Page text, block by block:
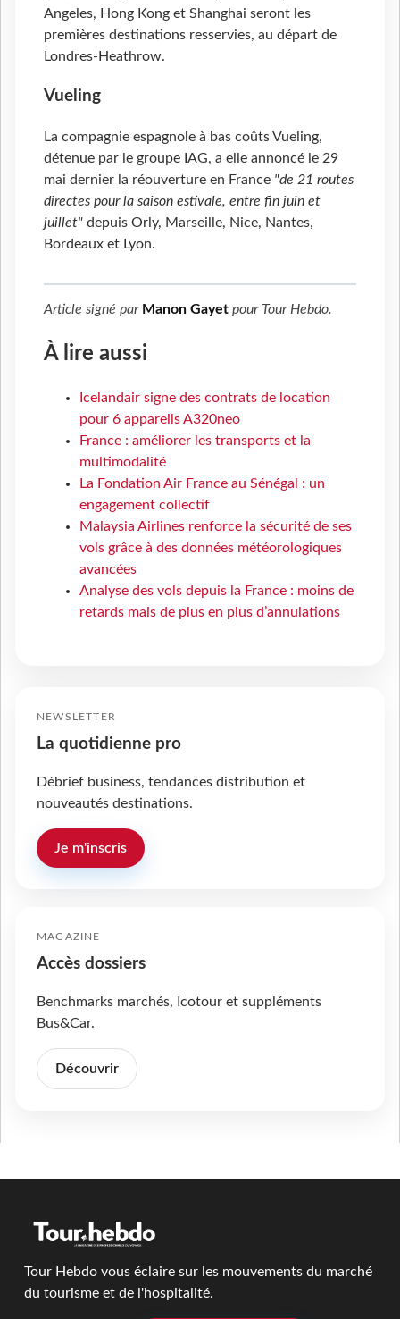
Angeles, Hong Kong et Shanghai seront les
premières destinations resservies, au départ de
Londres-Heathrow.
Vueling
La compagnie espagnole à bas coûts Vueling,
détenue par le groupe IAG, a elle annoncé le 29
mai dernier la réouverture en France "de 21 routes
directes pour la saison estivale, entre fin juin et
juillet" depuis Orly, Marseille, Nice, Nantes,
Bordeaux et Lyon.
Article signé par Manon Gayet pour Tour Hebdo.
À lire aussi
Icelandair signe des contrats de location
pour 6 appareils A320neo
France : améliorer les transports et la
multimodalité
La Fondation Air France au Sénégal : un
engagement collectif
Malaysia Airlines renforce la sécurité de ses
vols grâce à des données météorologiques
avancées
Analyse des vols depuis la France : moins de
retards mais de plus en plus d’annulations
NEWSLETTER
La quotidienne pro
Débrief business, tendances distribution et
nouveautés destinations.
Je m'inscris
MAGAZINE
Accès dossiers
Benchmarks marchés, Icotour et suppléments
Bus&Car.
Découvrir
Tour Hebdo vous éclaire sur les mouvements du marché
du tourisme et de l'hospitalité.